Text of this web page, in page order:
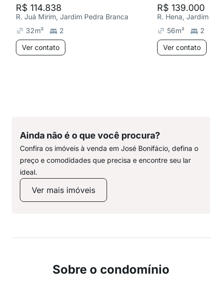
R$ 114.838
R. Juá Mirim, Jardim Pedra Branca
32m²
2
Ver contato
R$ 139.000
R. Hena, Jardim
56m² 2
Ver contato
Ainda não é o que você procura?
Confira os imóveis à venda em José Bonifácio, defina o
preço e comodidades que precisa e encontre seu lar
ideal.
Ver mais imóveis
Sobre o condomínio